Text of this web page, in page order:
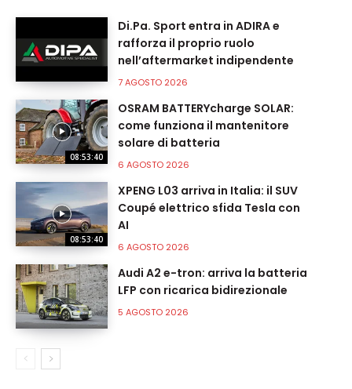
Di.Pa. Sport entra in ADIRA e
rafforza il proprio ruolo
nell’aftermarket indipendente
7 AGOSTO 2026
08:53:40
OSRAM BATTERYcharge SOLAR:
come funziona il mantenitore
solare di batteria
6 AGOSTO 2026
08:53:40
XPENG L03 arriva in Italia: il SUV
Coupé elettrico sfida Tesla con
AI
6 AGOSTO 2026
Audi A2 e-tron: arriva la batteria
LFP con ricarica bidirezionale
5 AGOSTO 2026